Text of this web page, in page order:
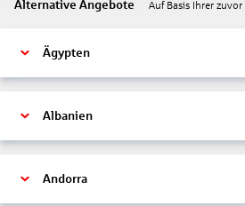
Alternative Angebote Auf Basis Ihrer
Ägypten
Albanien
Andorra